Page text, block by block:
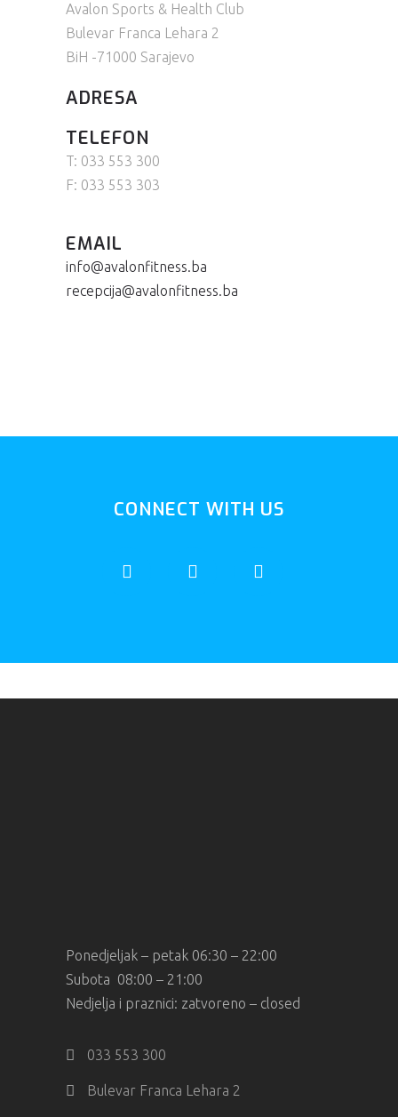
Avalon Sports & Health Club
Bulevar Franca Lehara 2
BiH -71000 Sarajevo
ADRESA
TELEFON
T: 033 553 300
F: 033 553 303
EMAIL
info@avalonfitness.ba
recepcija@avalonfitness.ba
CONNECT WITH US
Ponedjeljak – petak 06:30 – 22:00
Subota 08:00 – 21:00
Nedjelja i praznici: zatvoreno – closed
033 553 300
Bulevar Franca Lehara 2